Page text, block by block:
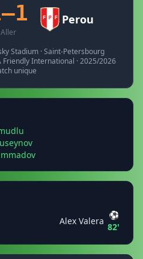
Aller
Perou
Stadium · Saint-Petersbourg
Friendly International · 2025/2026
unique
Alex Valera
⚽
82'